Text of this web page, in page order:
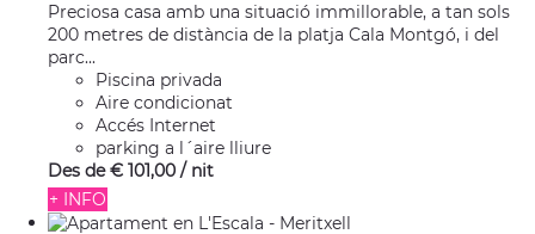
Preciosa casa amb una situació immillorable, a tan sols
200 metres de distància de la platja Cala Montgó, i del
parc...
Piscina privada
Aire condicionat
Accés Internet
parking a l´aire lliure
Des de € 101,00 / nit
+ INFO